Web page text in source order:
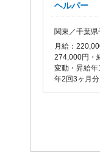
ヘルパー
関東／千葉
月給：
274,000円・
変動・昇給
年2回3ヶ月分